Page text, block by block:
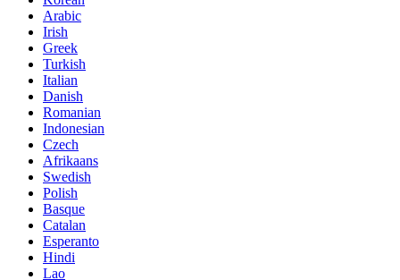
Arabic
Irish
Greek
Turkish
Italian
Danish
Romanian
Indonesian
Czech
Afrikaans
Swedish
Polish
Basque
Catalan
Esperanto
Hindi
Lao